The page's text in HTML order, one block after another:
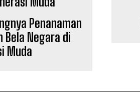
Penanaman
Bela Negara di
Muda